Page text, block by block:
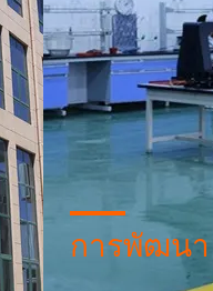
การพัฒนา